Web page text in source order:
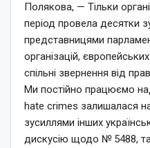
Полякова, — Тільки
період провела десятки
представницями
організацій, європейських
спільні звернення від
Ми постійно працюємо
hate crimes залишалася
зусиллями інших
дискусію щодо № 5488,